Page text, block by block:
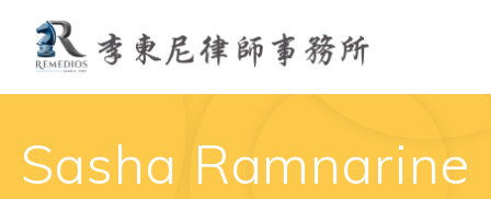
to
content
Sasha Ramnarine